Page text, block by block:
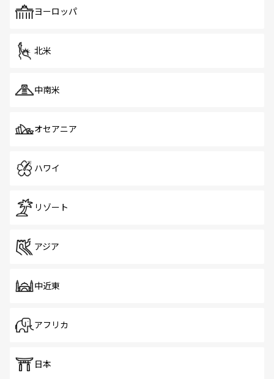
で、ホーカーズは地元の風情を楽しめる外せないスポット
ヨーロッパ
北米
中南米
オセアニア
ハワイ
リゾート
アジア
中近東
アフリカ
日本